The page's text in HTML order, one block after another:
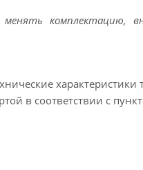
комплектацию,
в соответствии с